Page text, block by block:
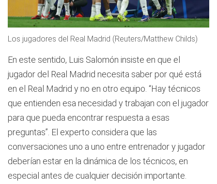
Los jugadores del Real Madrid (Reuters/Matthew Childs)
En este sentido, Luis Salomón insiste en que el
jugador del Real Madrid necesita saber por qué está
en el Real Madrid y no en otro equipo. “Hay técnicos
que entienden esa necesidad y trabajan con el jugador
para que pueda encontrar respuesta a esas
preguntas”. El experto considera que las
conversaciones uno a uno entre entrenador y jugador
deberían estar en la dinámica de los técnicos, en
especial antes de cualquier decisión importante.